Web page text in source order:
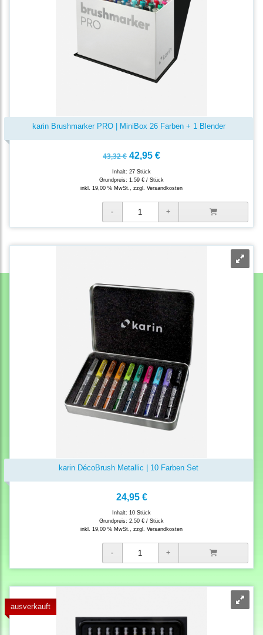
karin Brushmarker PRO | MiniBox 26 Farben + 1 Blender
43,32 € 42,95 €
Inhalt: 27 Stück
Grundpreis: 1,59 € / Stück
inkl. 19,00 % MwSt., zzgl. Versandkosten
karin DécoBrush Metallic | 10 Farben Set
24,95 €
Inhalt: 10 Stück
Grundpreis: 2,50 € / Stück
inkl. 19,00 % MwSt., zzgl. Versandkosten
ausverkauft